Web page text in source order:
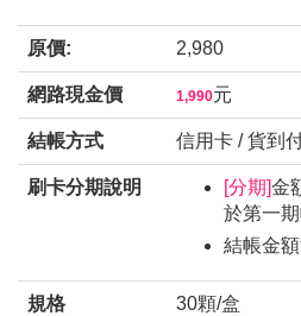
原價: 2,980
網路現金價 1,990元
結帳方式 信用卡 / 貨到
刷卡分期說明 [分期]金
於第一
結帳金
規格 30顆/盒